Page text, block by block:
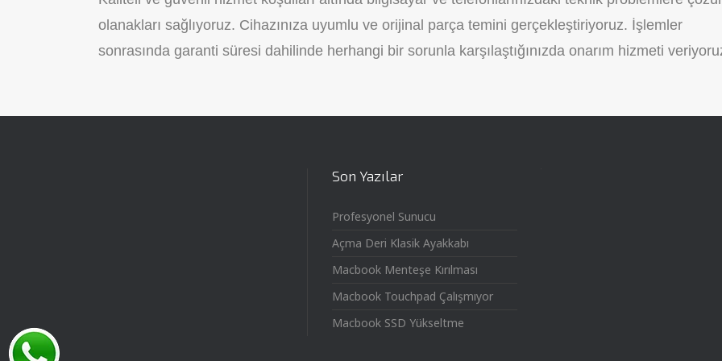
olanakları sağlıyoruz. Cihazınıza uyumlu ve orijinal parça temini gerçekleştiriyoruz. İşlemler
sonrasında garanti süresi dahilinde herhangi bir sorunla karşılaştığınızda onarım hizmeti
Son Yazılar
Profesyonel Sunucu
Açma Deri Klasik Ayakkabı
Macbook Menteşe Kırılması
Macbook Touchpad Çalışmıyor
Macbook SSD Yükseltme